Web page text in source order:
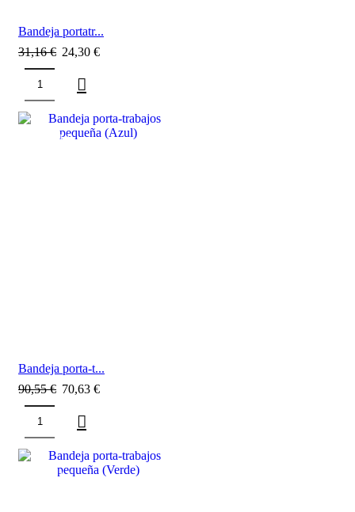
Bandeja portatr...
31,16€ 24,30 €
SALE
Bandeja porta-t...
90,55€ 70,63 €
SALE